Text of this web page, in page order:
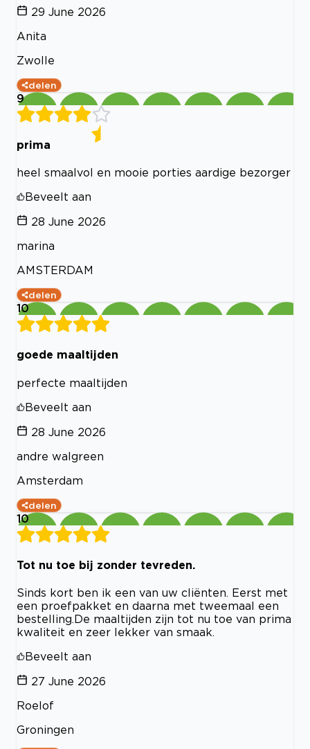
29 June 2026
Anita
Zwolle
delen
9
prima
heel smaalvol en mooie porties aardige bezorger
Beveelt aan
28 June 2026
marina
AMSTERDAM
delen
10
goede maaltijden
perfecte maaltijden
Beveelt aan
28 June 2026
andre walgreen
Amsterdam
delen
10
Tot nu toe bij zonder tevreden.
Sinds kort ben ik een van uw cliënten. Eerst met
een proefpakket en daarna met tweemaal een
bestelling.De maaltijden zijn tot nu toe van prima
kwaliteit en zeer lekker van smaak.
Beveelt aan
27 June 2026
Roelof
Groningen